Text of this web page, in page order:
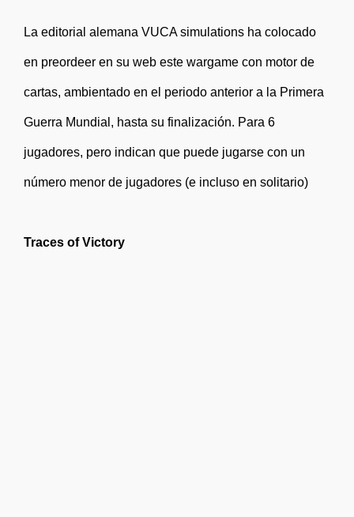
La editorial alemana VUCA simulations ha colocado
en preordeer en su web este wargame con motor de
cartas, ambientado en el periodo anterior a la Primera
Guerra Mundial, hasta su finalización. Para 6
jugadores, pero indican que puede jugarse con un
número menor de jugadores (e incluso en solitario)
Traces of Victory